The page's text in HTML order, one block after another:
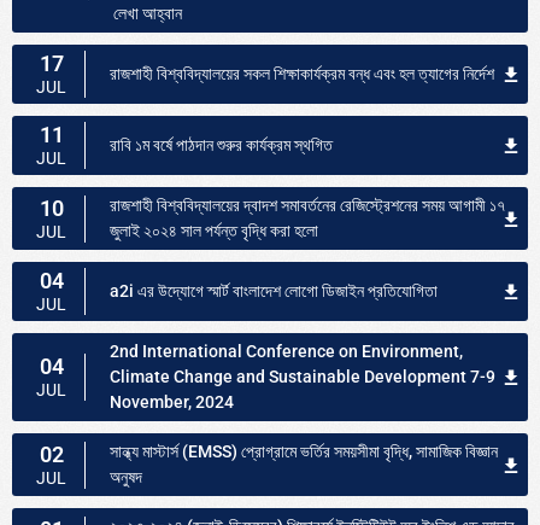
লেখা আহ্বান
17
JUL
রাজশাহী বিশ্ববিদ্যালয়ের সকল শিক্ষাকার্যক্রম বন্ধ এবং হল ত্যাগের নির্দেশ
11
JUL
রাবি ১ম বর্ষে পাঠদান শুরুর কার্যক্রম স্থগিত
10
JUL
রাজশাহী বিশ্ববিদ্যালয়ের দ্বাদশ সমাবর্তনের রেজিস্ট্রেশনের সময় আগামী ১৭
জুলাই ২০২৪ সাল পর্যন্ত বৃদ্ধি করা হলো
04
JUL
a2i এর উদ্যোগে স্মার্ট বাংলাদেশ লোগো ডিজাইন প্রতিযোগিতা
04
JUL
2nd International Conference on Environment,
Climate Change and Sustainable Development 7-9
November, 2024
02
JUL
সান্ধ্য মাস্টার্স (EMSS) প্রোগ্রামে ভর্তির সময়সীমা বৃদ্ধি, সামাজিক বিজ্ঞান
অনুষদ